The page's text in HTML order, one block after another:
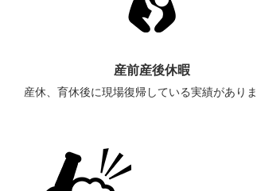
産前産後休暇
産休、育休後に現場復帰している実績がありま